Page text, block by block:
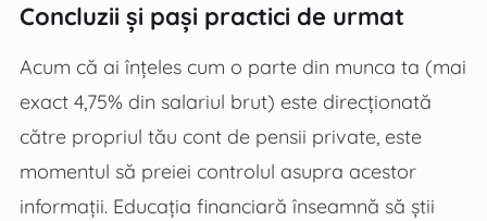
Concluzii și pași practici de urmat
Acum că ai înțeles cum o parte din munca ta (mai
exact 4,75% din salariul brut) este direcționată
către propriul tău cont de pensii private, este
momentul să preiei controlul asupra acestor
informații. Educația financiară înseamnă să știi